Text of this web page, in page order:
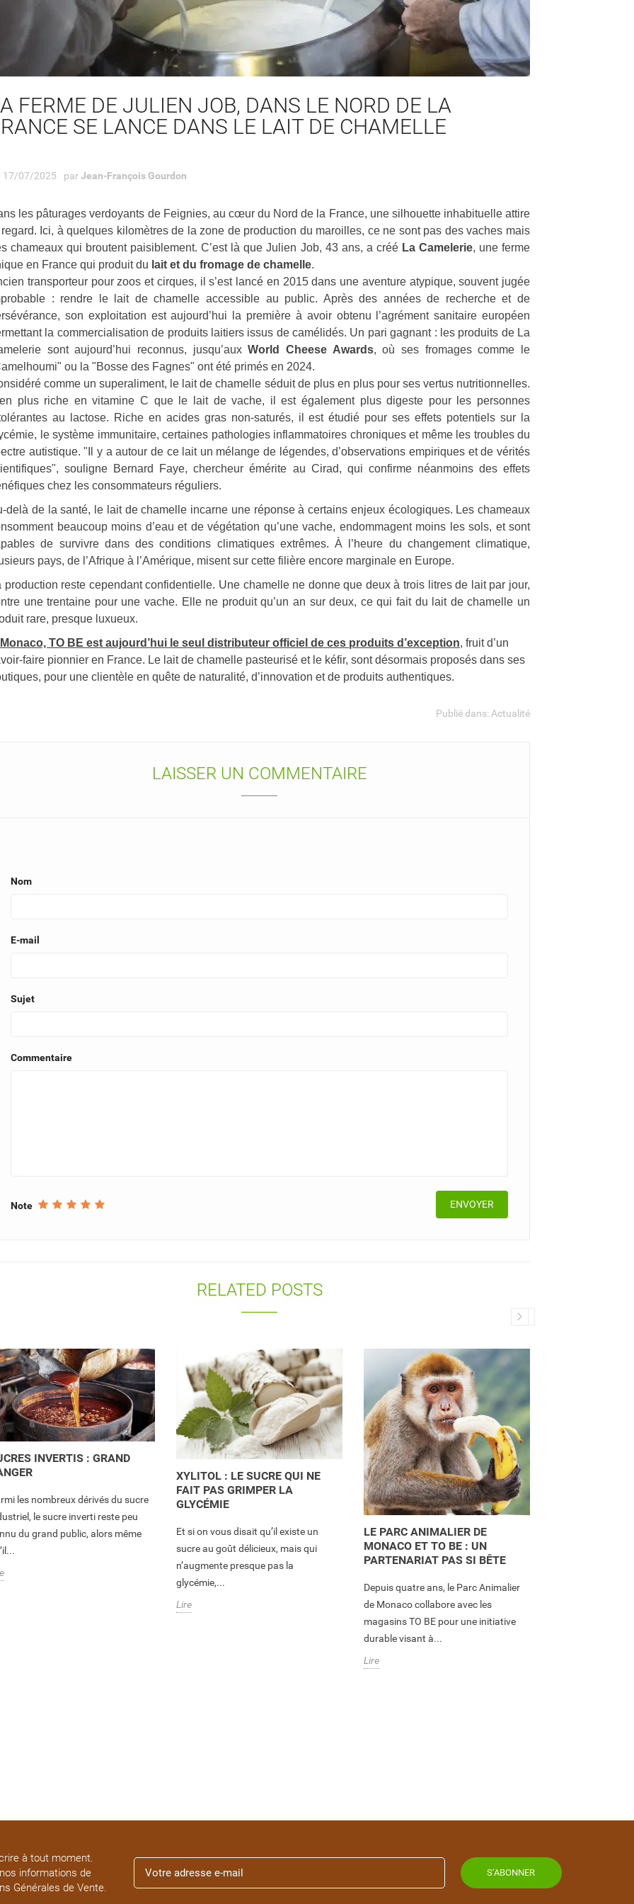
Lire
fascine : le vinaigre des quatre
voleurs traverse les siècles sans
perdre de sa...
Lire
de haut niveau, la créatine s’est
imposée comme l’un des
compléments alimentaires les...
FERME DE JULIEN JOB, DANS LE NORD DE LA
SE LANCE DANS LE LAIT DE CHAMELLE
17/07/2025 parJean-François Gourdon
les pâturages verdoyants de Feignies, au cœur du Nord de la France, une silhouette inhabituelle attire
regard. Ici, à quelques kilomètres de la zone de production du maroilles, ce ne sont pas des vaches mais
chameaux qui broutent paisiblement. C’est là que Julien Job, 43 ans, a créé La Camelerie, une ferme
en France qui produit du lait et du fromage de chamelle.
transporteur pour zoos et cirques, il s’est lancé en 2015 dans une aventure atypique, souvent jugée
: rendre le lait de chamelle accessible au public. Après des années de recherche et de
son exploitation est aujourd’hui la première à avoir obtenu l’agrément sanitaire européen
la commercialisation de produits laitiers issus de camélidés. Un pari gagnant : les produits de La
sont aujourd’hui reconnus, jusqu’auxWorld Cheese Awards, où ses fromages comme le
ou la "Bosse des Fagnes" ont été primés en 2024.
comme un superaliment, le lait de chamelle séduit de plus en plus pour ses vertus nutritionnelles.
plus riche en vitamine C que le lait de vache, il est également plus digeste pour les personnes
au lactose. Riche en acides gras non-saturés, il est étudié pour ses effets potentiels sur la
le système immunitaire, certaines pathologies inflammatoires chroniques et même les troubles du
autistique. "Il y a autour de ce lait un mélange de légendes, d’observations empiriques et de vérités
souligne Bernard Faye, chercheur émérite au Cirad, qui confirme néanmoins des effets
chez les consommateurs réguliers.
delà de la santé, le lait de chamelle incarne une réponse à certains enjeux écologiques. Les chameaux
beaucoup moins d’eau et de végétation qu’une vache, endommagent moins les sols, et sont
de survivre dans des conditions climatiques extrêmes. À l’heure du changement climatique,
pays, de l’Afrique à l’Amérique, misent sur cette filière encore marginale en Europe.
production reste cependant confidentielle. Une chamelle ne donne que deux à trois litres de lait par jour,
une trentaine pour une vache. Elle ne produit qu’un an sur deux, ce qui fait du lait de chamelle un
rare, presque luxueux.
TO BE est aujourd’hui le seul distributeur officiel de ces produits d’exception, fruit d’un
faire pionnier en France. Le lait de chamelle pasteurisé et le kéfir, sont désormais proposés dans ses
pour une clientèle en quête de naturalité, d’innovation et de produits authentiques.
Publié dans: Actualité
LAISSER UN COMMENTAIRE
Nom
E-mail
Sujet
Commentaire
Note
RELATED POSTS
INVERTIS : GRAND
les nombreux dérivés du sucre
le sucre inverti reste peu
du grand public, alors même
XYLITOL : LE SUCRE QUI NE
FAIT PAS GRIMPER LA
GLYCÉMIE
Et si on vous disait qu’il existe un
sucre au goût délicieux, mais qui
n’augmente presque pas la
glycémie,...
Lire
LE PARC ANIMALIER DE
MONACO ET TO BE : UN
PARTENARIAT PAS SI BÊTE
Depuis quatre ans, le Parc Animalier
de Monaco collabore avec les
magasins TO BE pour une initiative
durable visant à...
Lire
à tout moment.
informations de
Générales de Vente.
S’ABONNER
UNE LISTE D'ENVIES